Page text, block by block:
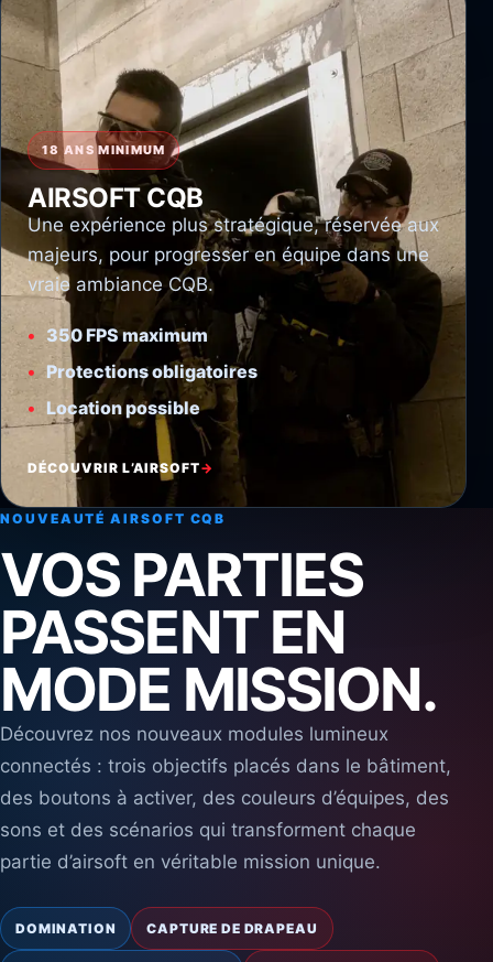
18 ANS MINIMUM
AIRSOFT CQB
Une expérience plus stratégique, réservée aux
majeurs, pour progresser en équipe dans une
vraie ambiance CQB.
350 FPS maximum
Protections obligatoires
Location possible
DÉCOUVRIR L’AIRSOFT
NOUVEAUTÉ AIRSOFT CQB
VOS PARTIES
PASSENT EN
MODE MISSION.
Découvrez nos nouveaux modules lumineux
connectés : trois objectifs placés dans le bâtiment,
des boutons à activer, des couleurs d’équipes, des
sons et des scénarios qui transforment chaque
partie d’airsoft en véritable mission unique.
DOMINATION CAPTURE DE DRAPEAU